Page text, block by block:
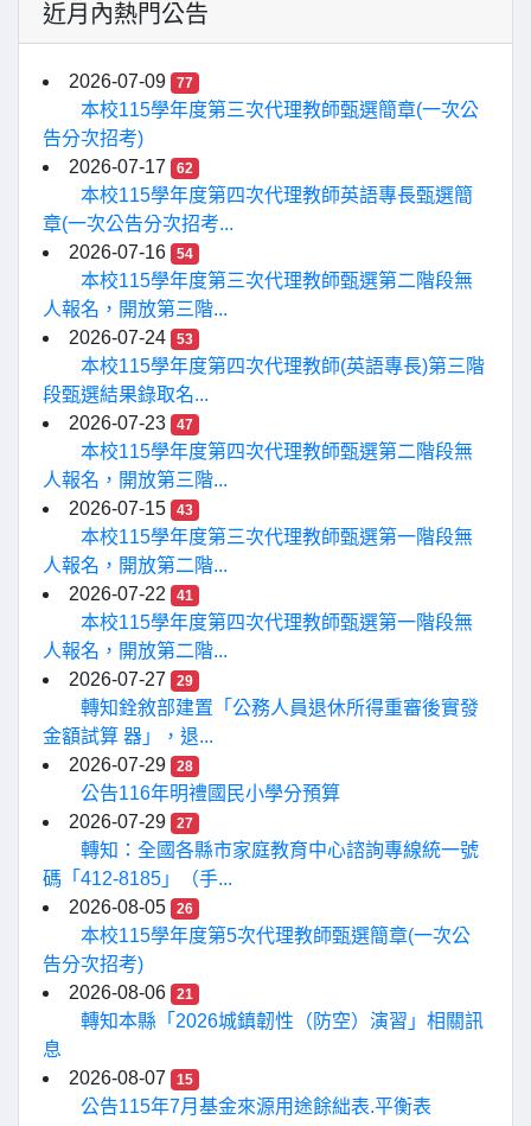
近月內熱門公告
2026-07-09 77
本校115學年度第三次代理教師甄選簡章(一次公
告分次招考)
2026-07-17
62
本校115學年度第四次代理教師英語專長甄選簡
章(一次公告分次招考...
2026-07-16
54
本校115學年度第三次代理教師甄選第二階段無
人報名，開放第三階...
2026-07-24
53
本校115學年度第四次代理教師(英語專長)第三階
段甄選結果錄取名...
2026-07-23
47
本校115學年度第四次代理教師甄選第二階段無
人報名，開放第三階...
2026-07-15
43
本校115學年度第三次代理教師甄選第一階段無
人報名，開放第二階...
2026-07-22
41
本校115學年度第四次代理教師甄選第一階段無
人報名，開放第二階...
2026-07-27
29
轉知銓敘部建置「公務人員退休所得重審後實發
金額試算 器」，退...
2026-07-29
28
公告116年明禮國民小學分預算
2026-07-29
27
轉知：全國各縣市家庭教育中心諮詢專線統一號
碼「412-8185」（手...
2026-08-05
26
本校115學年度第5次代理教師甄選簡章(一次公
告分次招考)
2026-08-06
21
轉知本縣「2026城鎮韌性（防空）演習」相關訊
息
2026-08-07
15
公告115年7月基金來源用途餘絀表.平衡表